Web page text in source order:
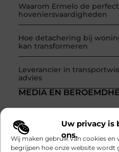
Uw privacy is
ons.
Wij maken gebruik van cookies
begrijpen hoe onze website
Waarom Ermelo de
hoveniersvaardigheden
Hoe detachering bij
kan transformeren
Leverancier in
advies
MEDIA EN
Word onderdeel van